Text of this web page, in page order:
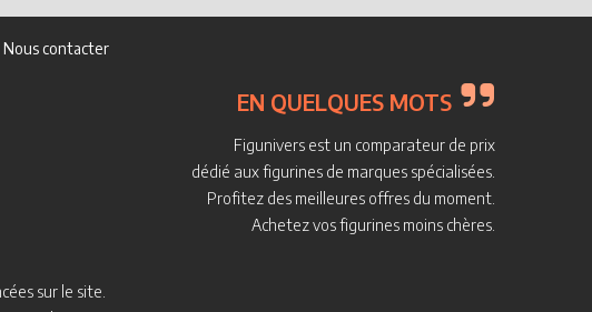
Nous contacter
EN QUELQUES MOTS
Figunivers est un comparateur de prix
dédié aux figurines de marques spécialisées.
Profitez des meilleures offres du moment.
Achetez vos figurines moins chères.
sur le site.